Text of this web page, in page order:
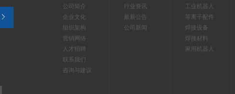
公司简介
企业文化
组织架构
营销网络
人才招聘
联系我们
咨询与建议
行业资讯
最新公告
公司新闻
工业机器人
等离子配件
焊接设备
焊接材料
家用机器人